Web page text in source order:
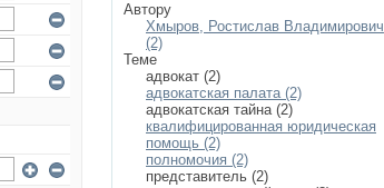
Автору
Хмыров, Ростислав Владимирович
(2)
Теме
адвокат (2)
адвокатская палата (2)
адвокатская тайна (2)
квалифицированная юридическая
помощь (2)
полномочия (2)
представитель (2)